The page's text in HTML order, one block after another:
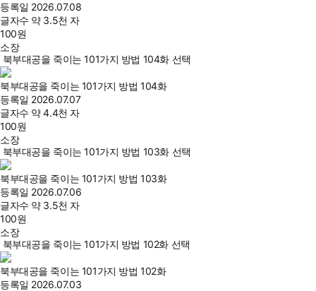
등록일 2026.07.08
글자수 약 3.5천 자
100원
소장
북부대공을 죽이는 101가지 방법 104화 선택
북부대공을 죽이는 101가지 방법 104화
등록일 2026.07.07
글자수 약 4.4천 자
100원
소장
북부대공을 죽이는 101가지 방법 103화 선택
북부대공을 죽이는 101가지 방법 103화
등록일 2026.07.06
글자수 약 3.5천 자
100원
소장
북부대공을 죽이는 101가지 방법 102화 선택
북부대공을 죽이는 101가지 방법 102화
등록일 2026.07.03